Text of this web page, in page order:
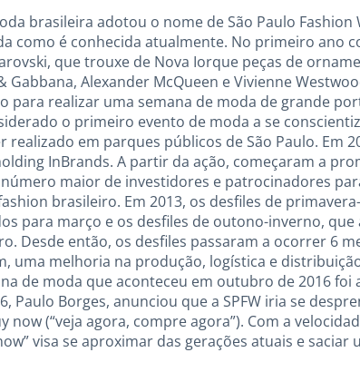
brasileira adotou o nome de São Paulo Fashion
como é conhecida atualmente. No primeiro ano
que trouxe de Nova Iorque peças de
Alexander McQueen e Vivienne
para realizar uma semana de moda de grande
o primeiro evento de moda a se
em parques públicos de São Paulo. Em
InBrands. A partir da ação, começaram a
maior de investidores e patrocinadores
brasileiro. Em 2013, os desfiles de
para março e os desfiles de outono-inverno, que
Desde então, os desfiles passaram a ocorrer 6
uma melhoria na produção, logística e
de moda que aconteceu em outubro de 2016 foi
Paulo Borges, anunciou que a SPFW iria se
(“veja agora, compre agora”). Com a
visa se aproximar das gerações atuais e saciar